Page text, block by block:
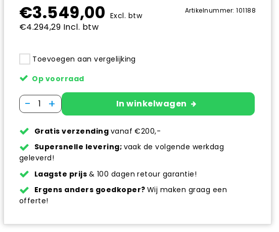
€3.549,00 Excl. btw
€4.294,29 Incl. btw
Artikelnummer: 101188
Toevoegen aan vergelijking
Op voorraad
- + In winkelwagen
Gratis verzending vanaf €200,-
Supersnelle levering; vaak de volgende werkdag
geleverd!
Laagste prijs & 100 dagen retour garantie!
Ergens anders goedkoper? Wij maken graag een
offerte!